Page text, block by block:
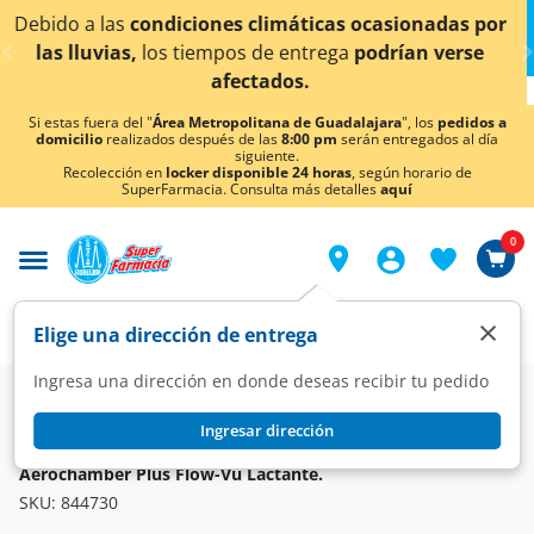
< div class="carousel-inner">
ocasionadas por
entregapodrían verse
¡Ahora también en
Si estas fuera del "Área Metropolitana de Guadalajara", los pedidos a
domicilio realizados después de las8:00 pm serán entregados al día
siguiente.
Recolección en locker disponible 24 horas, según horario de
SuperFarmacia. Consulta más detallesaquí
Elige una dirección de entrega
Ingresa una dirección en donde deseas recibir tu pedido
Ingresar dirección
×
0
Farmacia Medicina
Respiratorio
Broncodilatadores
AEROCHAMBER
Aerochamber Plus Flow-Vu Lactante.
SKU: 844730